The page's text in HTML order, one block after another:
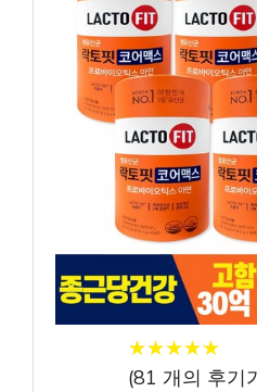
★★★★★
★★★★★
(81 개의 후기